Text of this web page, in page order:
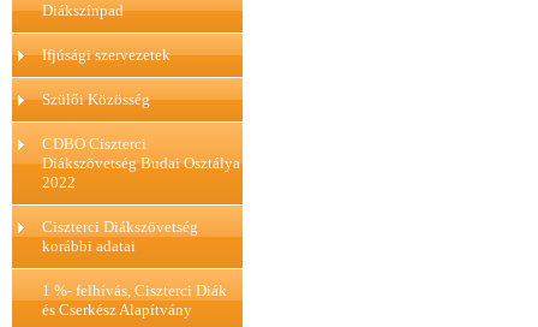
Diákszínpad
Ifjúsági szervezetek
Szülői Közösség
CDBO Ciszterci
Diákszövetség Budai Osztálya
2022
Ciszterci Diákszövetség
korábbi adatai
1 %- felhívás, Ciszterci Diák
és Cserkész Alapítvány